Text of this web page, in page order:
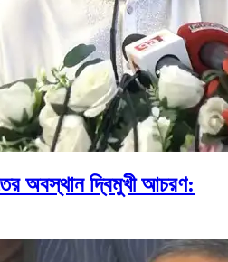
অবস্থান দ্বিমুখী আচরণ: